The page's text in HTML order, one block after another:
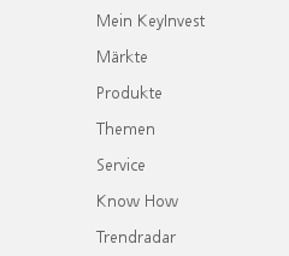
Mein KeyInvest
Märkte
Produkte
Themen
Service
Know How
Trendradar